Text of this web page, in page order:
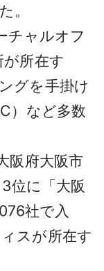
。
チャルオフ
が所在す
グを手掛け
）など多数
阪府大阪市
位に「大阪
社で入
スが所在す